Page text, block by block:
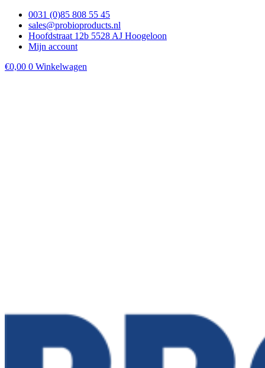
0031 (0)85 808 55 45
sales@probioproducts.nl
Hoofdstraat 12b 5528 AJ Hoogeloon
Mijn account
€0,00 0 Winkelwagen